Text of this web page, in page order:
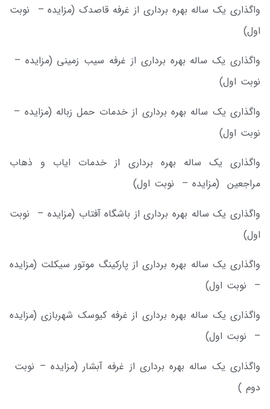
واگذاری یک ساله بهره برداری از غرفه قاصدک (مزایده – نوبت
اول)
واگذاری یک ساله بهره برداری از غرفه سیب زمینی (مزایده –
نوبت اول)
واگذاری یک ساله بهره برداری از خدمات حمل زباله (مزایده –
نوبت اول)
واگذاری یک ساله بهره برداری از خدمات ایاب و ذهاب
مراجعین (مزایده – نوبت اول)
واگذاری یک ساله بهره برداری از باشگاه آفتاب (مزایده – نوبت
اول)
واگذاری یک ساله بهره برداری از پارکینگ موتور سیکلت (مزایده
– نوبت اول)
واگذاری یک ساله بهره برداری از غرفه کیوسک شهربازی (مزایده
– نوبت اول)
واگذاری یک ساله بهره برداری از غرفه آبشار (مزایده – نوبت
دوم )